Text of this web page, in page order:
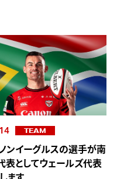
TEAM
ンイーグルスの選手が南
表としてウェールズ代表